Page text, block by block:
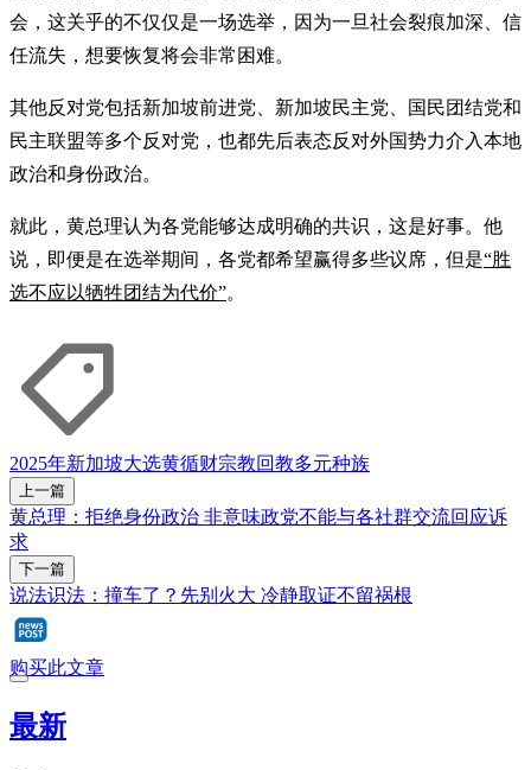
会，这关乎的不仅仅是一场选举，因为一旦社会裂痕加深、信
任流失，想要恢复将会非常困难。
其他反对党包括新加坡前进党、新加坡民主党、国民团结党和
民主联盟等多个反对党，也都先后表态反对外国势力介入本地
政治和身份政治。
就此，黄总理认为各党能够达成明确的共识，这是好事。他
说，即便是在选举期间，各党都希望赢得多些议席，但是“胜
选不应以牺牲团结为代价”。
2025年新加坡大选黄循财宗教回教多元种族
上一篇
黄总理：拒绝身份政治 非意味政党不能与各社群交流回应诉
求
下一篇
说法识法：撞车了？先别火大 冷静取证不留祸根
购买此文章
最新